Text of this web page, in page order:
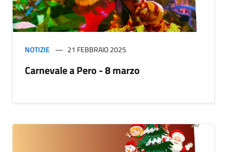
NOTIZIE 21 FEBBRAIO 2025
Carnevale a Pero - 8 marzo